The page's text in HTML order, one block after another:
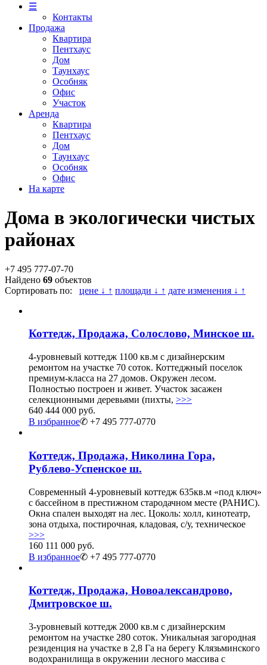
☰
Контакты
Продажа
Квартира
Пентхаус
Дом
Таунхаус
Особняк
Офис
Участок
Аренда
Квартира
Пентхаус
Дом
Таунхаус
Особняк
Офис
На карте
Дома в экологически чистых
районах
+7 495 777-07-70
Найдено 69 объектов
Сортировать по: цене ↓ ↑ площади ↓ ↑ дате изменения ↓ ↑
Коттедж, Продажа, Солослово, Минское ш.
4-уровневый коттедж 1100 кв.м с дизайнерским
ремонтом на участке 70 соток. Коттеджный поселок
премиум-класса на 27 домов. Окружен лесом.
Полностью построен и живет. Участок засажен
селекционными деревьями (пихты, >>>
640 444 000 руб.
В избранное✆ +7 495 777-0770
Коттедж, Продажа, Николина Гора,
Рублево-Успенское ш.
Современный 4-уровневый коттедж 635кв.м «под ключ»
с бассейном в престижном стародачном месте (РАНИС).
Окна спален выходят на лес. Цоколь: холл, кинотеатр,
зона отдыха, постирочная, кладовая, с/у, техническое
>>>
160 111 000 руб.
В избранное✆ +7 495 777-0770
Коттедж, Продажа, Новоалександрово,
Дмитровское ш.
3-уровневый коттедж 2000 кв.м с дизайнерским
ремонтом на участке 280 соток. Уникальная загородная
резиденция на участке в 2,8 Га на берегу Клязьминского
водохранилища в окружении лесного массива с